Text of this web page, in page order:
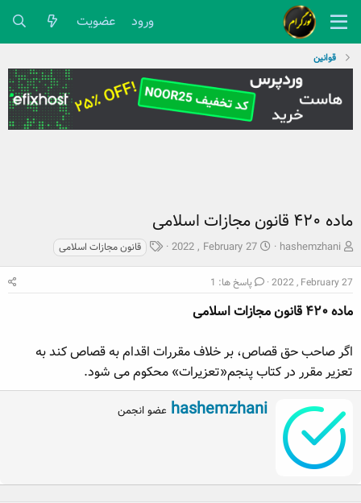
ورود عضویت
قوانین
ماده ۴۲۰ قانون مجازات اسلامی
ش
و
ک
د
ه
م
ض
و
ع
hashemzhani
ت
ر
خ
و
ع
2022 , February 27
ب
ا
قانون مجازات اسلامی
2022 , February 27 پاسخ ها: 1
ماده ۴۲۰ قانون مجازات اسلامی
اگر صاحب حق قصاص، بر خلاف مقررات اقدام به قصاص کند به
تعزیر مقرر در کتاب پنجم«تعزیرات» محکوم می شود.
W
e
hashemzhani عضو انجمن